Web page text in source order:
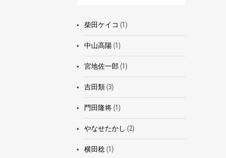
柴田ケイコ (1)
中山高陽(1)
宮地佐一郎 (1)
吉田類(3)
門田隆将(1)
やなせたかし (2)
横田稔(1)